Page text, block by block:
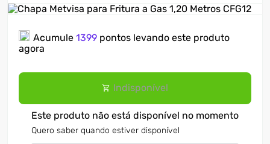
Acumule 1399 pontos levando este produto
agora
Indisponível
Este produto não está disponível no momento
Quero saber quando estiver disponível
5 º
soprador
7º
10º climatizador